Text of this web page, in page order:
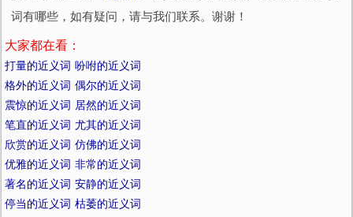
词有哪些，如有疑问，请与我们联系。谢谢！
大家都在看：
打量的近义词 吩咐的近义词
格外的近义词 偶尔的近义词
震惊的近义词 居然的近义词
笔直的近义词 尤其的近义词
欣赏的近义词 仿佛的近义词
优雅的近义词 非常的近义词
著名的近义词 安静的近义词
停当的近义词 枯萎的近义词